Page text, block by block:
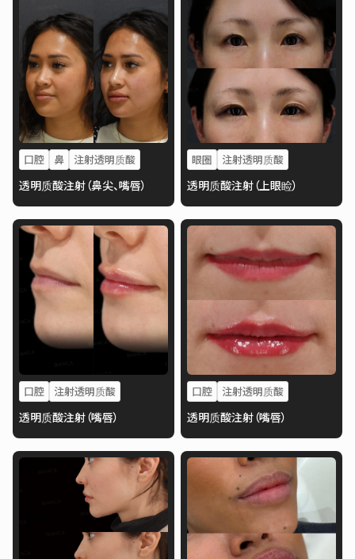
口腔 鼻 注射透明质酸
透明质酸注射（鼻尖、嘴唇）
眼圈 注射透明质酸
透明质酸注射（上眼睑）
口腔 注射透明质酸
透明质酸注射（嘴唇）
口腔 注射透明质酸
透明质酸注射（嘴唇）